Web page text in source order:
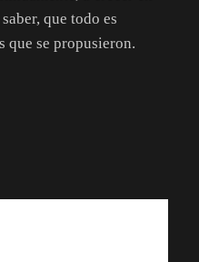
que todo es
que se propusieron.